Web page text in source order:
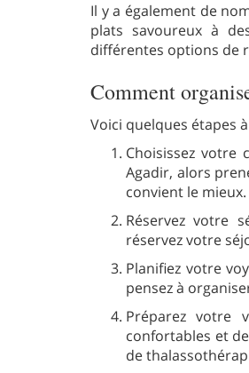
Il y a également de
plats savoureux à
différentes options de
Comment
Voici quelques étapes
Choisissez votre
Agadir, alors
convient le mieux.
Réservez votre
réservez votre
Planifiez votre
pensez à
Préparez votre
confortables et
de